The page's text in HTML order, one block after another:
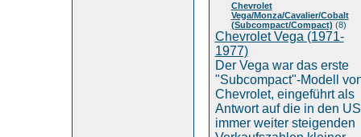
Chevrolet
Vega/Monza/Cavalier/Cobalt
(Subcompact/Compact) (8)
Chevrolet Vega (1971-
1977)
Der Vega war das erste
"Subcompact"-Modell
Chevrolet, eingeführt als
Antwort auf die in den
immer weiter steigenden